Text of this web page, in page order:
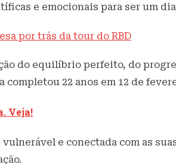
e emocionais para ser um
por trás da tour do RBD
do equilíbrio perfeito, do
22 anos em 12 de
Veja!
e conectada com as